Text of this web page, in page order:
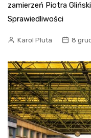
zamierzeń Piotra
Sprawiedliwości
Karol Pluta 8